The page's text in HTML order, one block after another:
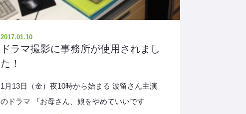
2017.01.10
ドラマ撮影に事務所が使用されまし
た！
1月13日（金）夜10時から始まる 波留さん主演
のドラマ 『お母さん、娘をやめていいです